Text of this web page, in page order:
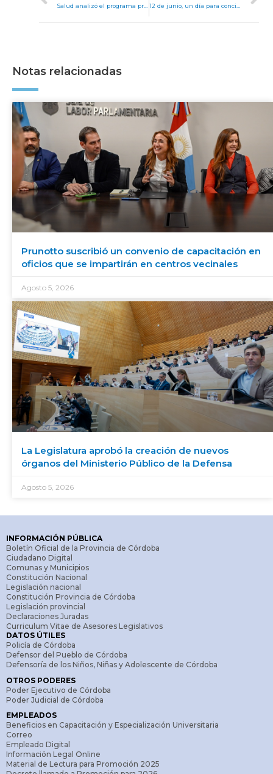
Salud analizó el programa provincial de atención al suicida 12 de junio, un día para concientizar sobre la erradicación del trabajo infantil
Notas relacionadas
Prunotto suscribió un convenio de capacitación en
oficios que se impartirán en centros vecinales
Agosto 5, 2026
La Legislatura aprobó la creación de nuevos
órganos del Ministerio Público de la Defensa
Agosto 5, 2026
INFORMACIÓN PÚBLICA
Boletín Oficial de la Provincia de Córdoba
Ciudadano Digital
Comunas y Municipios
Constitución Nacional
Legislación nacional
Constitución Provincia de Córdoba
Legislación provincial
Declaraciones Juradas
Curriculum Vitae de Asesores Legislativos
DATOS ÚTILES
Policía de Córdoba
Defensor del Pueblo de Córdoba
Defensoría de los Niños, Niñas y Adolescente de Córdoba
OTROS PODERES
Poder Ejecutivo de Córdoba
Poder Judicial de Córdoba
EMPLEADOS
Beneficios en Capacitación y Especialización Universitaria
Correo
Empleado Digital
Información Legal Online
Material de Lectura para Promoción 2025